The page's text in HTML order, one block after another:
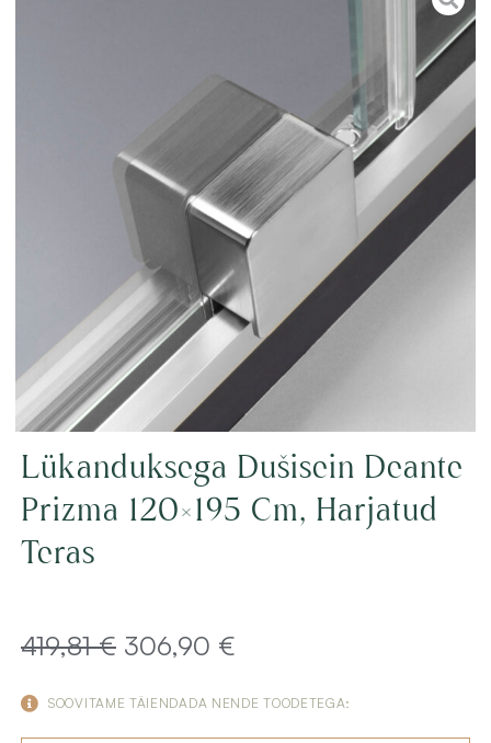
Lükanduksega Dušisein Deante
Prizma 120×195 Cm, Harjatud
Teras
419,81€ Algne
hind
306,90 €
price
SOOVITAME TÄIENDADA NENDE TOODETEGA: